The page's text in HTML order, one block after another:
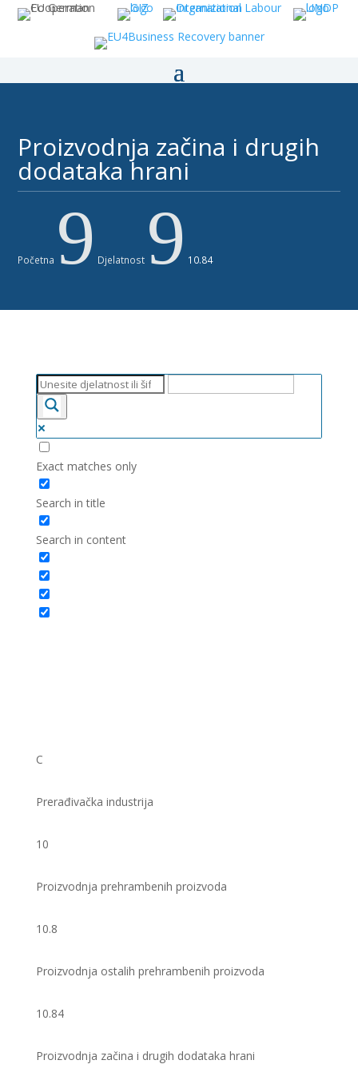
Proizvodnja začina i drugih
dodataka hrani ​
Početna 9 Djelatnost 9 10.84
Exact matches only
Search in title
Search in content
C
Prerađivačka industrija
10
Proizvodnja prehrambenih proizvoda
10.8
Proizvodnja ostalih prehrambenih proizvoda
10.84
Proizvodnja začina i drugih dodataka hrani ​